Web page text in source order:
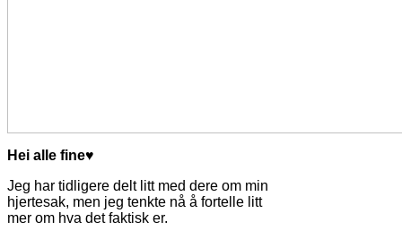
Hei alle fine♥
Jeg har tidligere delt litt med dere om min
hjertesak, men jeg tenkte nå å fortelle litt
mer om hva det faktisk er.